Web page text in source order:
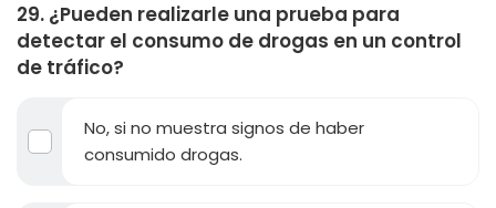
29. ¿Pueden realizarle una prueba para
detectar el consumo de drogas en un control
de tráfico?
No, si no muestra signos de haber
consumido drogas.